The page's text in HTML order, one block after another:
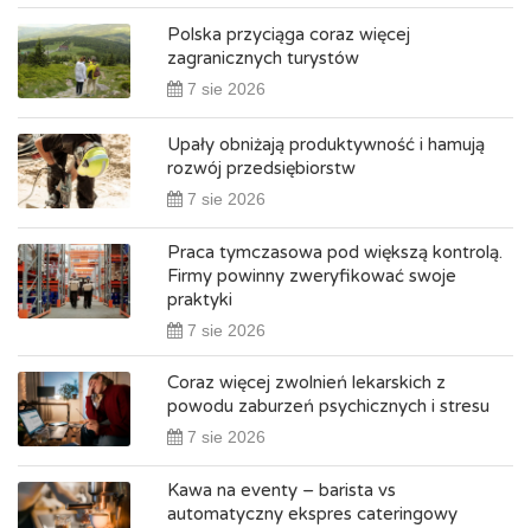
Polska przyciąga coraz więcej
zagranicznych turystów
7 sie 2026
Upały obniżają produktywność i hamują
rozwój przedsiębiorstw
7 sie 2026
Praca tymczasowa pod większą kontrolą.
Firmy powinny zweryfikować swoje
praktyki
7 sie 2026
Coraz więcej zwolnień lekarskich z
powodu zaburzeń psychicznych i stresu
7 sie 2026
Kawa na eventy – barista vs
automatyczny ekspres cateringowy